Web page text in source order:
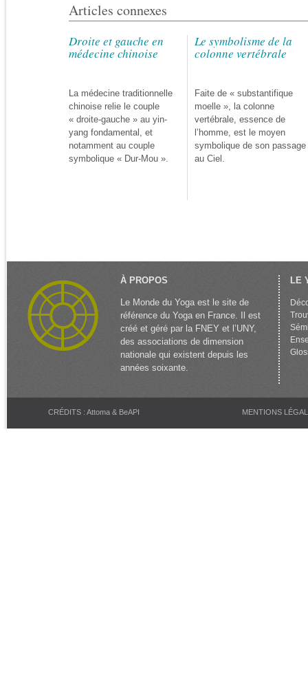
Articles connexes
Droite et gauche en
médecine chinoise
La médecine traditionnelle
chinoise relie le couple
« droite-gauche » au yin-
yang fondamental, et
notamment au couple
symbolique « Dur-Mou ».
Le symbolisme de la
colonne vertébrale
Faite de « substantifique
moelle », la colonne
vertébrale, essence de
l’homme, est le moyen
symbolique de son passage
au Ciel.
À PROPOS
Le Monde du Yoga est le site de
référence du Yoga en France. Il est
créé et géré par la FNEY et l’UNY,
des associations de dimension
nationale qui existent depuis les
années soixante.
LE
CRÉDITS : Attoma & BeAPI MENTIONS